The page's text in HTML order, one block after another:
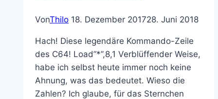
Splatterfilm
VonThilo 18. Dezember 201728. Juni 2018
Hach! Diese legendäre Kommando-Zeile
des C64! Load”*”,8,1 Verblüffender Weise,
habe ich selbst heute immer noch keine
Ahnung, was das bedeutet. Wieso die
Zahlen? Ich glaube, für das Sternchen